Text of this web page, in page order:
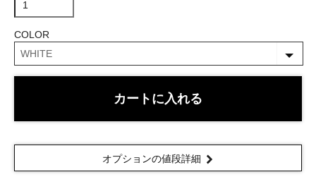
COLOR
カートに入れる
オプションの値段詳細